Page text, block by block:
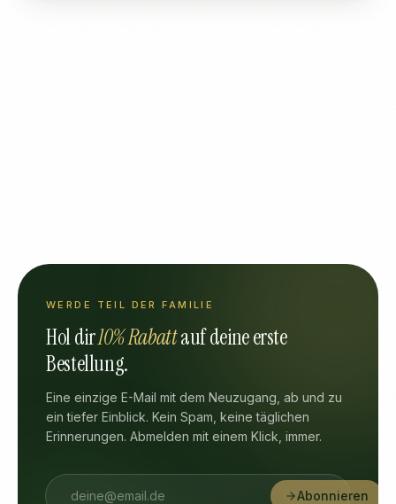
WERDE TEIL DER FAMILIE
Hol dir10% Rabattauf deine erste
Bestellung.
Eine einzige E-Mail mit dem Neuzugang, ab und zu
ein tiefer Einblick. Kein Spam, keine täglichen
Erinnerungen. Abmelden mit einem Klick, immer.
Abonnieren